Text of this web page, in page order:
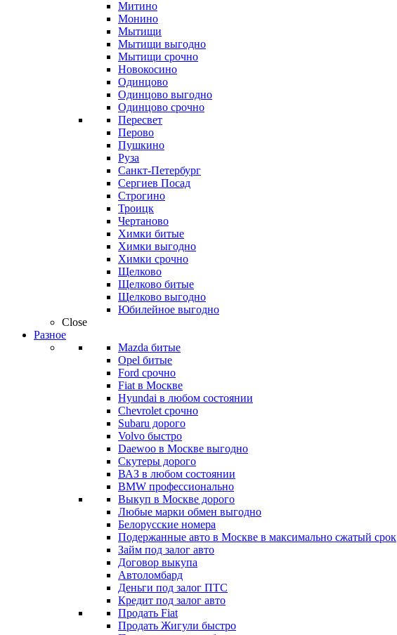
Митино
Монино
Мытищи
Мытищи выгодно
Мытищи срочно
Новокосино
Одинцово
Одинцово выгодно
Одинцово срочно
Пересвет
Перово
Пушкино
Руза
Санкт-Петербург
Сергиев Посад
Строгино
Троицк
Чертаново
Химки битые
Химки выгодно
Химки срочно
Щелково
Щелково битые
Щелково выгодно
Юбилейное выгодно
Close
Разное
Mazda битые
Opel битые
Ford срочно
Fiat в Москве
Hyundai в любом состоянии
Chevrolet срочно
Subaru дорого
Volvo быстро
Daewoo в Москве выгодно
Скутеры дорого
ВАЗ в любом состоянии
BMW профессионально
Выкуп в Москве дорого
Любые марки обмен выгодно
Белорусские номера
Подержанные авто в Москве в максимально сжатый срок
Займ под залог авто
Договор выкупа
Автоломбард
Деньги под залог ПТС
Кредит под залог авто
Продать Fiat
Продать Жигули быстро